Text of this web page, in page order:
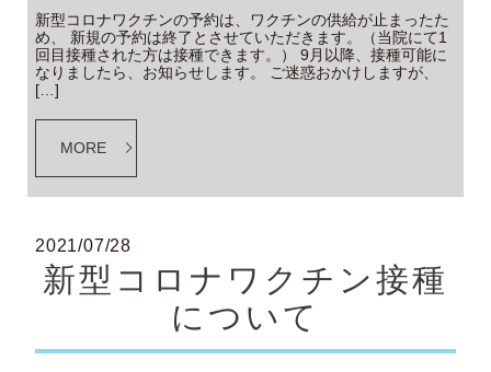
新型コロナワクチンの予約は、ワクチンの供給が止まったた
め、 新規の予約は終了とさせていただきます。（当院にて1
回目接種された方は接種できます。） 9月以降、接種可能に
なりましたら、お知らせします。 ご迷惑おかけしますが、
[…]
MORE
2021/07/28
新型コロナワクチン接種
について